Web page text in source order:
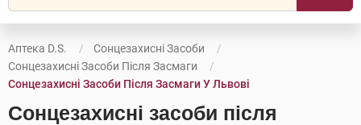
Аптека D.S.
Сонцезахисні Засоби
Сонцезахисні Засоби Після Засмаги
Сонцезахисні Засоби Після Засмаги У Львові
Сонцезахисні засоби після